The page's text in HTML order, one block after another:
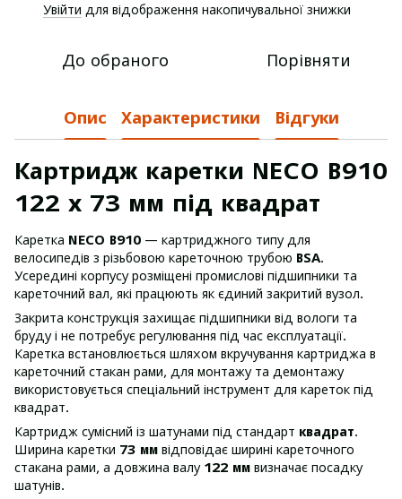
Увійти для відображення накопичувальної знижки
До обраного Порівняти
Опис Характеристики Відгуки
Картридж каретки NECO B910
122 х 73 мм під квадрат
Каретка NECO B910 — картриджного типу для
велосипедів з різьбовою кареточною трубою BSA.
Усередині корпусу розміщені промислові підшипники та
кареточний вал, які працюють як єдиний закритий вузол.
Закрита конструкція захищає підшипники від вологи та
бруду і не потребує регулювання під час експлуатації.
Каретка встановлюється шляхом вкручування картриджа в
кареточний стакан рами, для монтажу та демонтажу
використовується спеціальний інструмент для кареток під
квадрат.
Картридж сумісний із шатунами під стандарт квадрат.
Ширина каретки 73 мм відповідає ширині кареточного
стакана рами, а довжина валу 122 мм визначає посадку
шатунів.